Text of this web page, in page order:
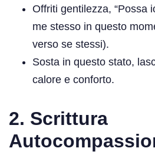
Offriti gentilezza, “Possa
me stesso in questo
verso se stessi).
Sosta in questo stato,
calore e conforto.
2. Scrittura